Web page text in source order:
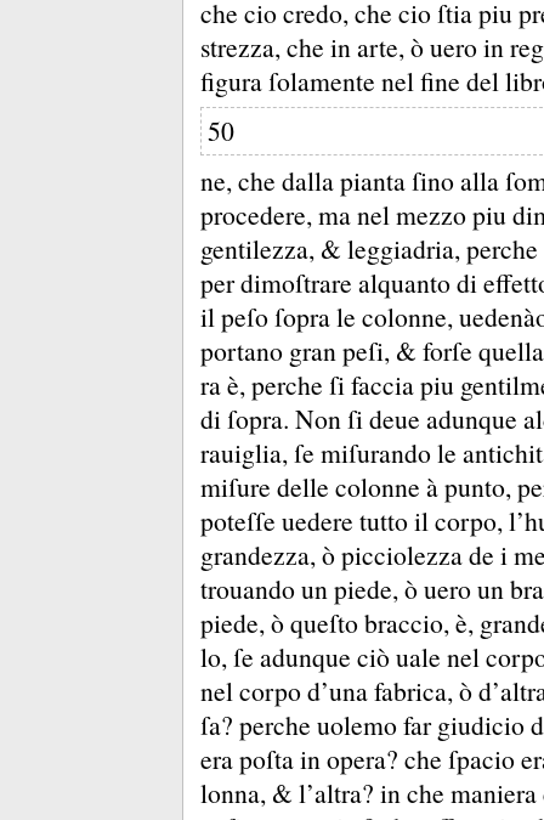
che cio credo, che cio ſtia piu
strezza, che in arte, ò uero in
figura ſolamente nel fine del
50
ne, che dalla pianta ſino alla
procedere, ma nel mezzo piu
gentilezza, & leggiadria,
per dimoſtrare alquanto di
il peſo ſopra le colonne,
portano gran peſi, & forſe
ra è, perche ſi faccia piu
di ſopra. Non ſi deue adunque
rauiglia, ſe miſurando le
miſure delle colonne à punto,
poteſſe uedere tutto il corpo,
grandezza, ò picciolezza de i
trouando un piede, ò uero un
piede, ò queſto braccio, è,
lo, ſe adunque ciò uale nel
nel corpo d’una fabrica, ò
ſa? perche uolemo far giudicio
era poſta in opera? che ſpacio
lonna, & l’altra? in che